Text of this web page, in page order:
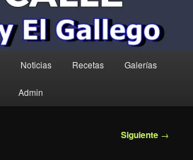
Noticias Recetas Galerías
Admin
Siguiente →